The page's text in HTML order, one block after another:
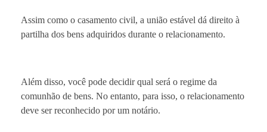
Assim como o casamento civil, a união estável dá direito à
partilha dos bens adquiridos durante o relacionamento.
Além disso, você pode decidir qual será o regime da
comunhão de bens. No entanto, para isso, o relacionamento
deve ser reconhecido por um notário.